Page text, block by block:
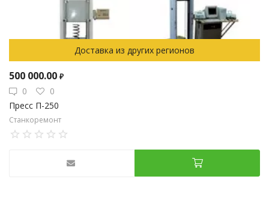
Доставка из других регионов
500 000.00 ₽
0
0
Пресс П-250
Станкоремонт